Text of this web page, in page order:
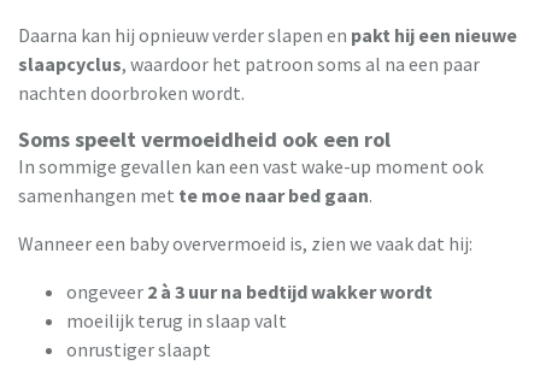
Daarna kan hij opnieuw verder slapen en pakt hij een nieuwe
slaapcyclus, waardoor het patroon soms al na een paar
nachten doorbroken wordt.
Soms speelt vermoeidheid ook een rol
In sommige gevallen kan een vast wake-up moment ook
samenhangen met te moe naar bed gaan.
Wanneer een baby oververmoeid is, zien we vaak dat hij:
ongeveer 2 à 3 uur na bedtijd wakker wordt
moeilijk terug in slaap valt
onrustiger slaapt